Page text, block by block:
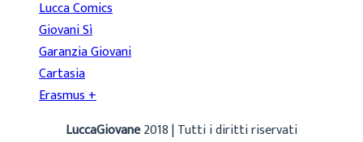
Lucca Comics
Giovani Sì
Garanzia Giovani
Cartasia
Erasmus +
LuccaGiovane2018 | Tutti i diritti riservati